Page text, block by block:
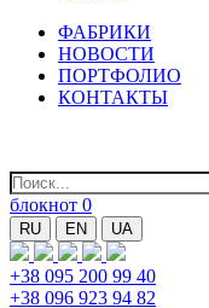
ФАБРИКИ
НОВОСТИ
ПОРТФОЛИО
КОНТАКТЫ
блокнот 0
RU EN UA
+38 095 200 99 40
+38 096 923 94 82